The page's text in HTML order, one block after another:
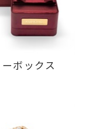
可
横：約
確認いたしま
1週間～1ヶ月以
ジに記載のある
品・交換・返金
生した商品
た商品
ボックス